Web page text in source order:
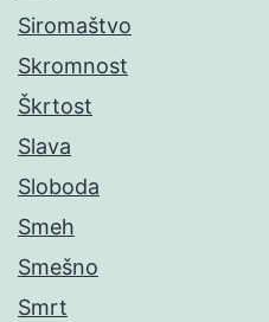
Siromaštvo
Skromnost
Škrtost
Slava
Sloboda
Smeh
Smešno
Smrt